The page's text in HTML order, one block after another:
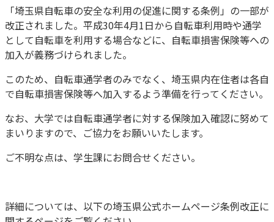
「埼玉県自転車の安全な利用の促進に関する条例」 の一部が
改正されました。平成30年4月1日から自転車利用時や通学
として自転車を利用する場合などに、 自転車損害保険等への
加入が義務づけられました。
このため、自転車通学者のみでなく、 埼玉県内在住者は各自
で自転車損害保険等へ加入するよう準備を行ってください。
なお、 大学では自転車通学者に対する保険加入確認に努めて
まいりますので、ご協力をお願いいたします。
ご不明な点は、 学生課にお問合せください。
詳細については、 以下の埼玉県公式ホームページ条例改正に